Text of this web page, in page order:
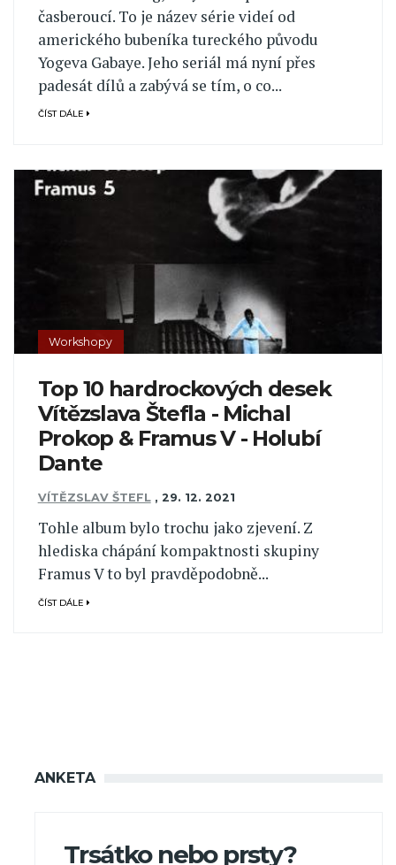
časberoucí. To je název série videí od
amerického bubeníka tureckého původu
Yogeva Gabaye. Jeho seriál má nyní přes
padesát dílů a zabývá se tím, o co...
ČÍST DÁLE
Workshopy
Top 10 hardrockových desek
Vítězslava Štefla - Michal
Prokop & Framus V - Holubí
Dante
VÍTĚZSLAV ŠTEFL , 29. 12. 2021
Tohle album bylo trochu jako zjevení. Z
hlediska chápání kompaktnosti skupiny
Framus V to byl pravděpodobně...
ČÍST DÁLE
ANKETA
Trsátko nebo prsty?